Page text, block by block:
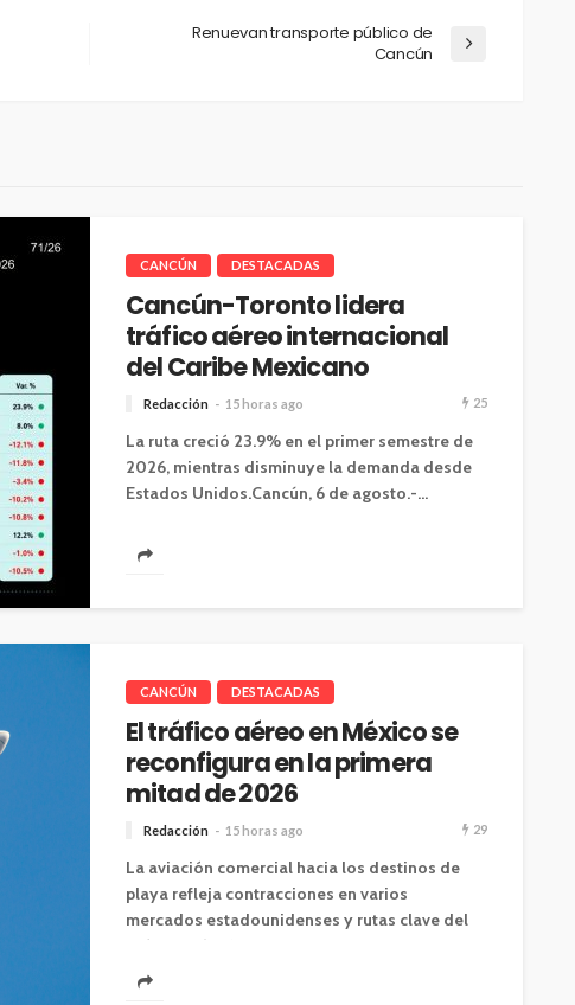
Renuevan transporte público de
Cancún
CANCÚN DESTACADAS
Cancún-Toronto lidera
tráfico aéreo internacional
del Caribe Mexicano
Redacción 15 horas ago 25
La ruta creció 23.9% en el primer semestre de
2026, mientras disminuye la demanda desde
Estados Unidos.Cancún, 6 de agosto.-...
CANCÚN DESTACADAS
El tráfico aéreo en México se
reconfigura en la primera
mitad de 2026
Redacción 15 horas ago 29
La aviación comercial hacia los destinos de
playa refleja contracciones en varios
mercados estadounidenses y rutas clave del
país.Cancún, 6...